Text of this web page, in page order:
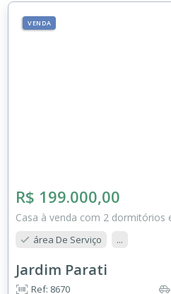
VENDA
R$ 199.000,00
Casa à venda com 2 dormitórios
área De Serviço ...
Jardim Parati
Ref: 8670